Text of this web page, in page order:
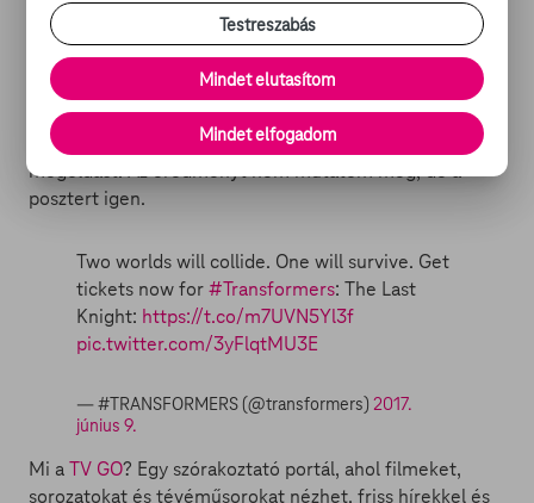
Említettem egy bizonyos plakátot. Az alábbi csodát
Mark Wahlberghivatalos twitterén találtam.
Első ránézésre nem annyira gáz, de miután jóllaktam a
Szokatlan iránti perverz csodálatomból, megpróbáltam
bekarikázni az összes egymáshoz nem illő grafikai
megoldást. Az eredményt nem mutatom meg, de a
posztert igen.
Two worlds will collide. One will survive. Get
tickets now for#Transformers: The Last
Knight: https://t.co/m7UVN5Yl3f
pic.twitter.com/3yFlqtMU3E
— #TRANSFORMERS (@transformers) 2017.
június 9.
Mi aTV GO? Egy szórakoztató portál, ahol filmeket,
sorozatokat és tévéműsorokat nézhet, friss hírekkel és
Testreszabás
Mindet elutasítom
Mindet elfogadom